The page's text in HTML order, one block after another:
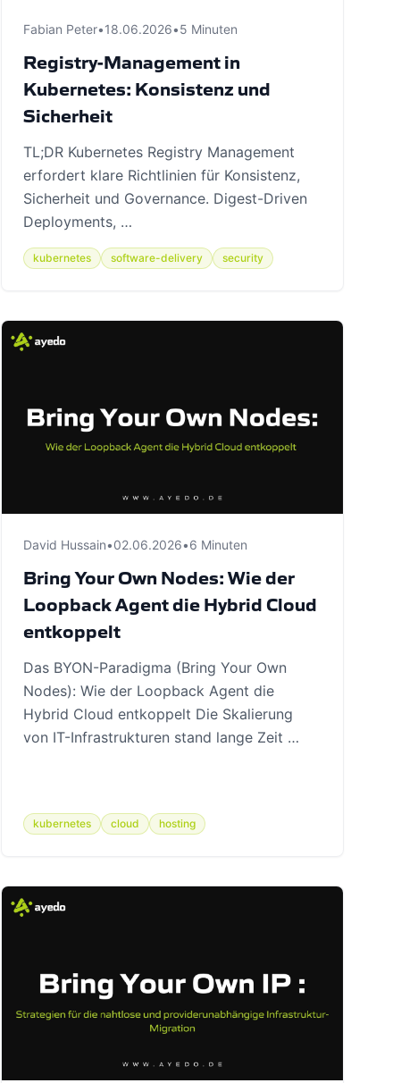
Fabian Peter•18.06.2026•5 Minuten
Registry-Management in
Kubernetes: Konsistenz und
Sicherheit
TL;DR Kubernetes Registry Management
erfordert klare Richtlinien für Konsistenz,
Sicherheit und Governance. Digest-Driven
Deployments, …
kubernetes software-delivery security
David Hussain•02.06.2026•6 Minuten
Bring Your Own Nodes: Wie der
Loopback Agent die Hybrid Cloud
entkoppelt
Das BYON-Paradigma (Bring Your Own
Nodes): Wie der Loopback Agent die
Hybrid Cloud entkoppelt Die Skalierung
von IT-Infrastrukturen stand lange Zeit …
kubernetes cloud hosting